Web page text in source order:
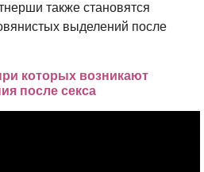
также становятся
выделений после
которых возникают
после секса